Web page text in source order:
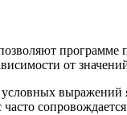
от
выражений